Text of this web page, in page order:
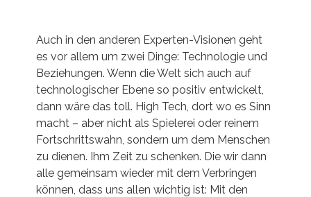
Auch in den anderen Experten-Visionen geht
es vor allem um zwei Dinge: Technologie und
Beziehungen. Wenn die Welt sich auch auf
technologischer Ebene so positiv entwickelt,
dann wäre das toll. High Tech, dort wo es Sinn
macht – aber nicht als Spielerei oder reinem
Fortschrittswahn, sondern um dem Menschen
zu dienen. Ihm Zeit zu schenken. Die wir dann
alle gemeinsam wieder mit dem Verbringen
können, dass uns allen wichtig ist: Mit den